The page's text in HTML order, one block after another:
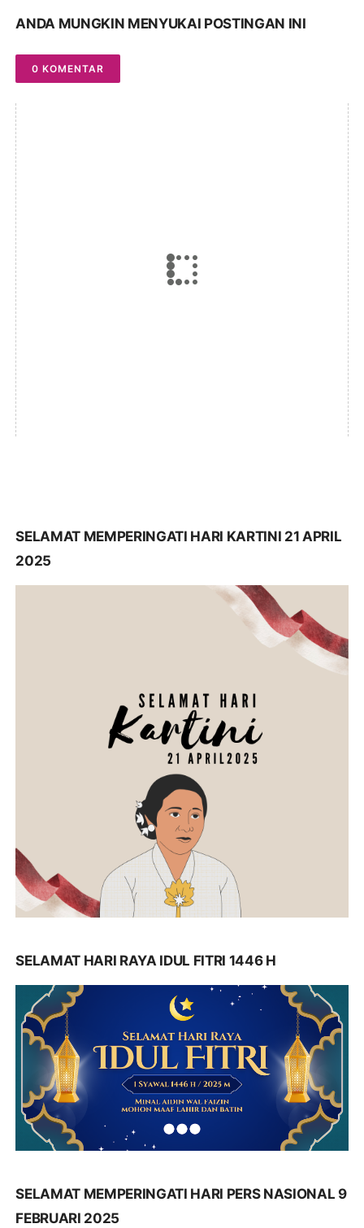
ANDA MUNGKIN MENYUKAI POSTINGAN INI
0 KOMENTAR
SELAMAT MEMPERINGATI HARI KARTINI 21 APRIL
2025
SELAMAT HARI RAYA IDUL FITRI 1446 H
SELAMAT MEMPERINGATI HARI PERS NASIONAL 9
FEBRUARI 2025